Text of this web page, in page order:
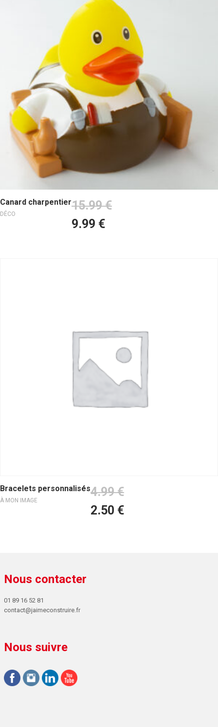
Ajouter au panier
Canard charpentier
DÉCO
15.99€
9.99 €
Ajouter au panier
Bracelets personnalisés
À MON IMAGE
4.99€
2.50 €
Nous contacter
01 89 16 52 81
contact@jaimeconstruire.fr
Nous suivre